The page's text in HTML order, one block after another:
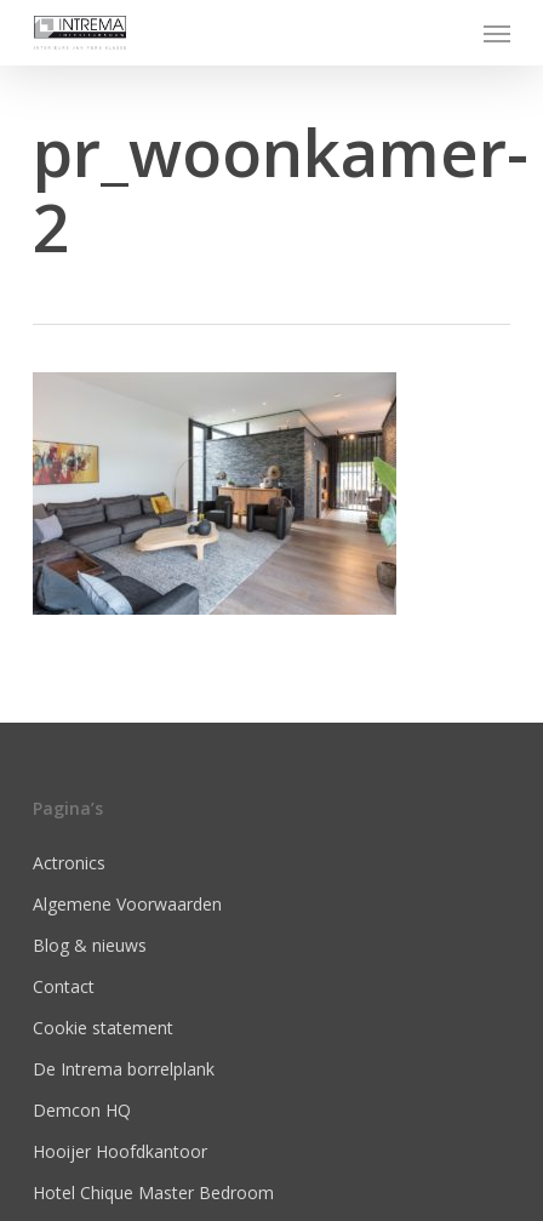
Menu
pr_woonkamer-
2
Pagina’s
Actronics
Algemene Voorwaarden
Blog & nieuws
Contact
Cookie statement
De Intrema borrelplank
Demcon HQ
Hooijer Hoofdkantoor
Hotel Chique Master Bedroom